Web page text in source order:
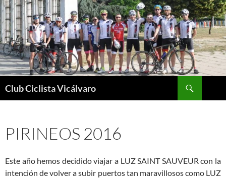
Saltar
al
contenido
Club Ciclista Vicálvaro
PIRINEOS 2016
Este año hemos decidido viajar a LUZ SAINT SAUVEUR con la
intención de volver a subir puertos tan maravillosos como LUZ